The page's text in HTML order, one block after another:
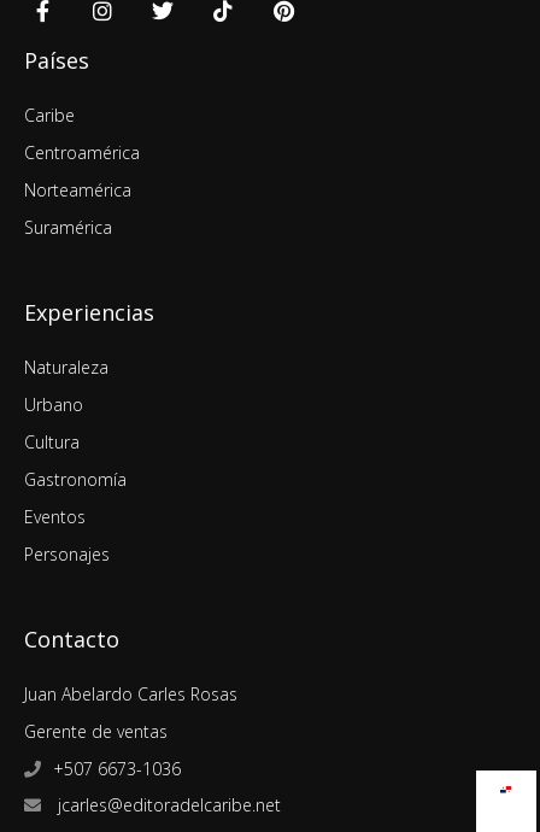
Países
Caribe
Centroamérica
Norteamérica
Suramérica
Experiencias
Naturaleza
Urbano
Cultura
Gastronomía
Eventos
Personajes
Contacto
Juan Abelardo Carles Rosas
Gerente de ventas
+507 6673-1036
jcarles@editoradelcaribe.net